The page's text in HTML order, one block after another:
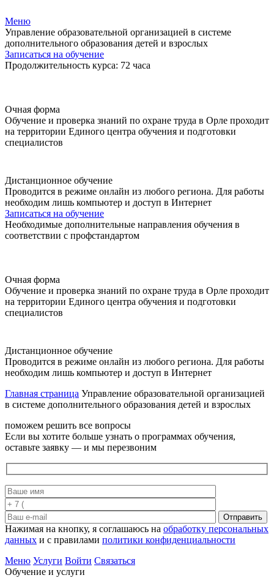
Меню
Управление образовательной организацией в системе
дополнительного образования детей и взрослых
Записаться на обучение
Продолжительность курса: 72 часа
Очная форма
Обучение и проверка знаний по охране труда в Орле проходит
на территории Единого центра обучения и подготовки
специалистов
Дистанционное обучение
Проводится в режиме онлайн из любого региона. Для работы
необходим лишь компьютер и доступ в Интернет
Записаться на обучение
Необходимые дополнительные направления обучения в
соответствии с профстандартом
Очная форма
Обучение и проверка знаний по охране труда в Орле проходит
на территории Единого центра обучения и подготовки
специалистов
Дистанционное обучение
Проводится в режиме онлайн из любого региона. Для работы
необходим лишь компьютер и доступ в Интернет
Главная страница Управление образовательной организацией
в системе дополнительного образования детей и взрослых
поможем решить все вопросы
Если вы хотите больше узнать о программах обучения,
оставьте заявку — и мы перезвоним
Отправить
Нажимая на кнопку, я соглашаюсь на обработку персональных
данных и с правилами политики конфиденциальности
Меню Услуги Войти Связаться
Обучение и услуги